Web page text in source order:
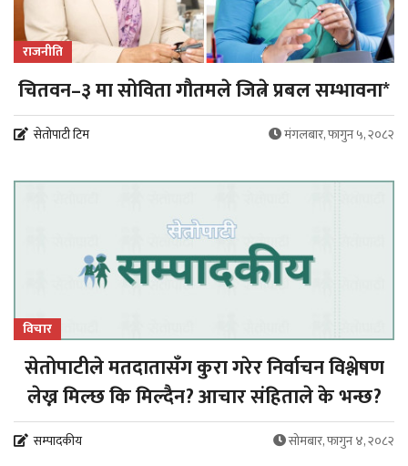
राजनीति
चितवन–३ मा सोविता गौतमले जित्ने प्रबल सम्भावना*
सेतोपाटी टिम मंगलबार, फागुन ५, २०८२
विचार
सेतोपाटीले मतदातासँग कुरा गरेर निर्वाचन विश्लेषण
लेख्न मिल्छ कि मिल्दैन? आचार संहिताले के भन्छ?
सम्पादकीय सोमबार, फागुन ४, २०८२